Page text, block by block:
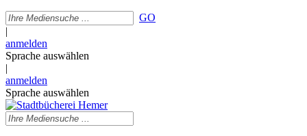
GO
|
anmelden
Sprache auswählen
|
anmelden
Sprache auswählen